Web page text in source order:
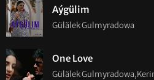
Aýgülim
Gülälek Gulmyradowa
One Love
Gülälek